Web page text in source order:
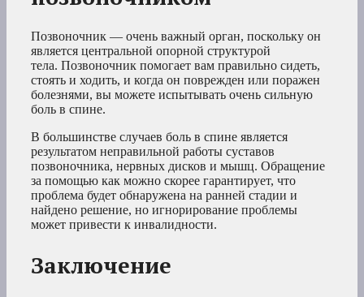
Позвоночник — очень важный орган, поскольку он
является центральной опорной структурой
тела. Позвоночник помогает вам правильно сидеть,
стоять и ходить, и когда он поврежден или поражен
болезнями, вы можете испытывать очень сильную
боль в спине.
В большинстве случаев боль в спине является
результатом неправильной работы суставов
позвоночника, нервных дисков и мышц. Обращение
за помощью как можно скорее гарантирует, что
проблема будет обнаружена на ранней стадии и
найдено решение, но игнорирование проблемы
может привести к инвалидности.
Заключение